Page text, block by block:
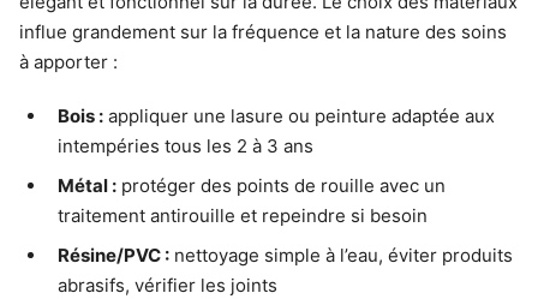
influe grandement sur la fréquence et la nature des soins
à apporter :
Bois : appliquer une lasure ou peinture adaptée aux
intempéries tous les 2 à 3 ans
Métal : protéger des points de rouille avec un
traitement antirouille et repeindre si besoin
Résine/PVC : nettoyage simple à l’eau, éviter produits
abrasifs, vérifier les joints